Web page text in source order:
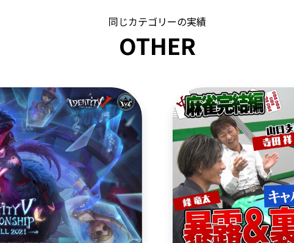
同じカテゴリーの実績
OTHER